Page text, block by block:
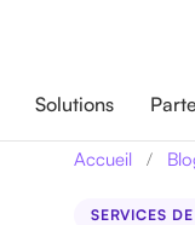
Solutions
Accueil /
SERVICES